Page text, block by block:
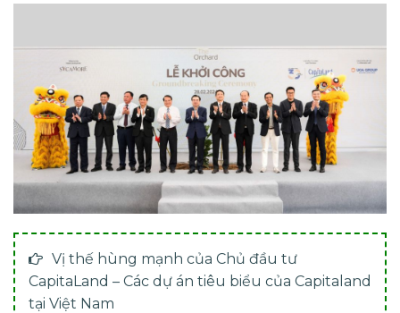
Vị thế hùng mạnh của Chủ đầu tư
CapitaLand – Các dự án tiêu biểu của Capitaland
tại Việt Nam